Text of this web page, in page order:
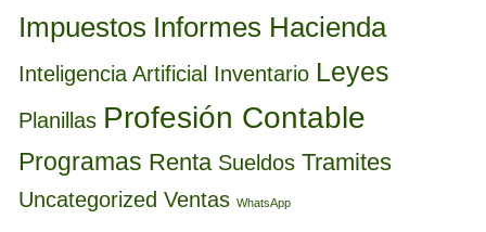
Impuestos Informes Hacienda
Inteligencia Artificial Inventario Leyes
Planillas Profesión Contable
Programas Renta Sueldos Tramites
Uncategorized Ventas WhatsApp